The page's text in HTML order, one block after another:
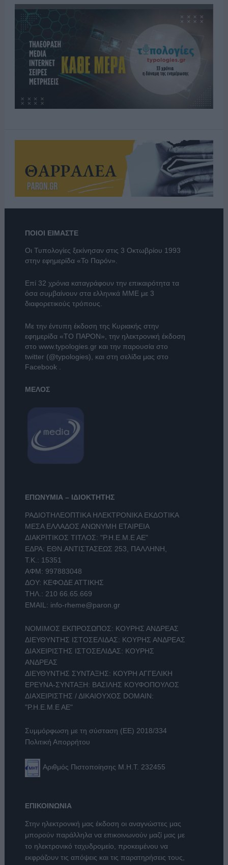
ΠΟΙΟΙ ΕΙΜΑΣΤΕ
Οι Τυπολογίες ξεκίνησαν στις 3 Οκτωβρίου 1993
στην εφημερίδα «Το Παρόν».
Επί 32 χρόνια καταγράφουν την επικαιρότητα τα
όσα συμβαίνουν στα ελληνικά ΜΜΕ με 3
διαφορετικούς τρόπους.
Με την έντυπη έκδοση της Κυριακής στην
εφημερίδα «ΤΟ ΠΑΡΟΝ» , την ηλεκτρονική έκδοση
στο www.typologies.grκαι την παρουσία στο
twitter (@typologies) , και στη σελίδα μας στο
Facebook
ΜΕΛΟΣ
ΕΠΩΝΥΜΙΑ – ΙΔΙΟΚΤΗΤΗΣ
ΡΑΔΙΟΤΗΛΕΟΠΤΙΚΑ ΗΛΕΚΤΡΟΝΙΚΑ ΕΚΔΟΤΙΚΑ
ΜΕΣΑ ΕΛΛΑΔΟΣ ΑΝΩΝΥΜΗ ΕΤΑΙΡΕΙΑ
ΔΙΑΚΡΙΤΙΚΟΣ ΤΙΤΛΟΣ: "Ρ.Η.Ε.Μ.Ε ΑΕ"
ΕΔΡΑ: ΕΘΝ.ΑΝΤΙΣΤΑΣΕΩΣ 253, ΠΑΛΛΗΝΗ,
Τ.Κ.: 15351
ΑΦΜ: 997883048
ΔΟΥ: ΚΕΦΟΔΕ ΑΤΤΙΚΗΣ
ΤΗΛ.: 210 66.65.669
EMAIL: info-rheme@paron.gr
ΝΟΜΙΜΟΣ ΕΚΠΡΟΣΩΠΟΣ: ΚΟΥΡΗΣ ΑΝΔΡΕΑΣ
ΔΙΕΥΘΥΝΤΗΣ ΙΣΤΟΣΕΛΙΔΑΣ: ΚΟΥΡΗΣ ΑΝΔΡΕΑΣ
ΔΙΑΧΕΙΡΙΣΤΗΣ ΙΣΤΟΣΕΛΙΔΑΣ: ΚΟΥΡΗΣ
ΑΝΔΡΕΑΣ
ΔΙΕΥΘΥΝΤΗΣ ΣΥΝΤΑΞΗΣ: ΚΟΥΡΗ ΑΓΓΕΛΙΚΗ
ΕΡΕΥΝΑ-ΣΥΝΤΑΞΗ: ΒΑΣΙΛΗΣ ΚΟΥΦΟΠΟΥΛΟΣ
ΔΙΑΧΕΙΡΙΣΤΗΣ / ΔΙΚΑΙΟΥΧΟΣ DOMAIN:
"Ρ.Η.Ε.Μ.Ε ΑΕ"
Συμμόρφωση με τη σύσταση (ΕΕ) 2018/334
Πολιτική Απορρήτου
Αριθμός Πιστοποίησης Μ.Η.Τ. 232455
ΕΠΙΚΟΙΝΩΝΙΑ
Στην ηλεκτρονική μας έκδοση οι αναγνώστες μας
μπορούν παράλληλα να επικοινωνούν μαζί μας με
το ηλεκτρονικό ταχυδρομείο, προκειμένου να
εκφράζουν τις απόψεις και τις παρατηρήσεις τους,